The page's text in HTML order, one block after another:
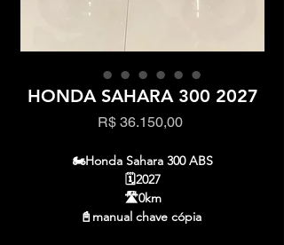
HONDA SAHARA 300 2027
R$ 36.150,00Preço
🏍️Honda Sahara 300 ABS
🗓️2027
🛣️0km
📓manual chave cópia